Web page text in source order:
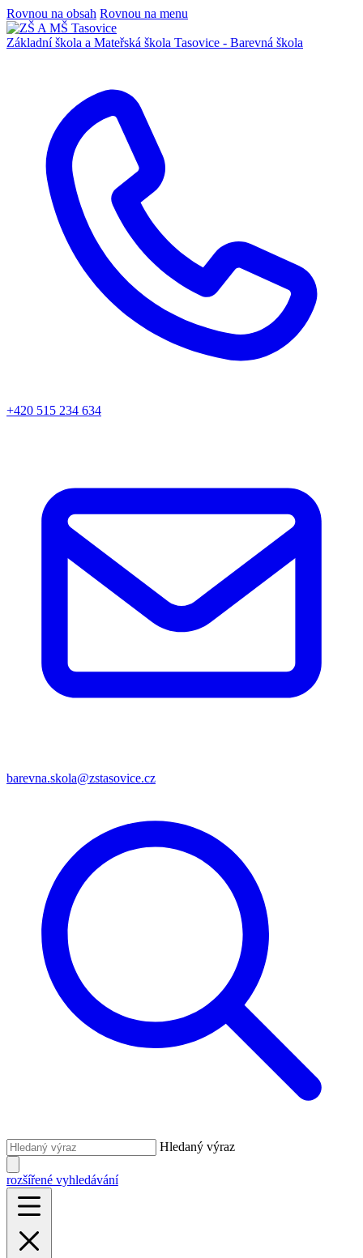
Rovnou na obsah Rovnou na menu
Základní škola a Mateřská škola Tasovice - Barevná škola
+420 515 234 634
barevna.skola@zstasovice.cz
Hledaný výraz
rozšířené vyhledávání